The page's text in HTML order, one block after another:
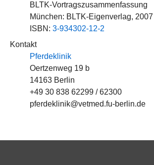
BLTK-Vortragszusammenfassung
München: BLTK-Eigenverlag,
ISBN: 3-934302-12-2
Kontakt
Pferdeklinik
Oertzenweg 19 b
14163 Berlin
+49 30 838 62299 / 62300
pferdeklinik@vetmed.fu-berlin.de